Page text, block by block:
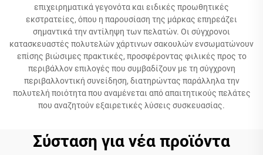
επιχειρηματικά γεγονότα και ειδικές προωθητικές
εκστρατείες, όπου η παρουσίαση της μάρκας επηρεάζει
σημαντικά την αντίληψη των πελατών. Οι σύγχρονοι
κατασκευαστές πολυτελών χάρτινων σακουλών ενσωματώνουν
επίσης βιώσιμες πρακτικές, προσφέροντας φιλικές προς το
περιβάλλον επιλογές που συμβαδίζουν με τη σύγχρονη
περιβαλλοντική συνείδηση, διατηρώντας παράλληλα την
πολυτελή ποιότητα που αναμένεται από απαιτητικούς πελάτες
που αναζητούν εξαιρετικές λύσεις συσκευασίας.
Σύσταση για νέα προϊόντα